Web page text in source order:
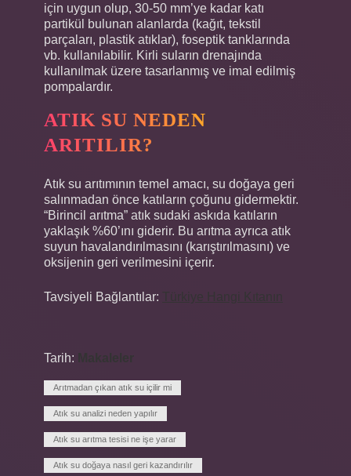
için uygun olup, 30-50 mm’ye kadar katı
partikül bulunan alanlarda (kağıt, tekstil
parçaları, plastik atıklar), foseptik tanklarında
vb. kullanılabilir. Kirli suların drenajında ​​
kullanılmak üzere tasarlanmış ve imal edilmiş
pompalardır.
ATIK SU NEDEN
ARITILIR?
Atık su arıtımının temel amacı, su doğaya geri
salınmadan önce katıların çoğunu gidermektir.
“Birincil arıtma” atık sudaki askıda katıların
yaklaşık %60’ını giderir. Bu arıtma ayrıca atık
suyun havalandırılmasını (karıştırılmasını) ve
oksijenin geri verilmesini içerir.
Tavsiyeli Bağlantılar:
Tarih:
Arıtmadan çıkan atık su içilir mi
Atık su analizi neden yapılır
Atık su arıtma tesisi ne işe yarar
Atık su doğaya nasıl geri kazandırılır